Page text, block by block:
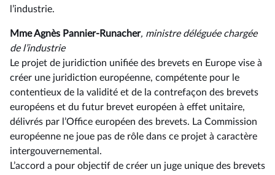
l’industrie.
Mme Agnès Pannier-Runacher, ministre déléguée chargée
de l’industrie
Le projet de juridiction unifiée des brevets en Europe vise à
créer une juridiction européenne, compétente pour le
contentieux de la validité et de la contrefaçon des brevets
européens et du futur brevet européen à effet unitaire,
délivrés par l’Office européen des brevets. La Commission
européenne ne joue pas de rôle dans ce projet à caractère
intergouvernemental.
L’accord a pour objectif de créer un juge unique des brevets